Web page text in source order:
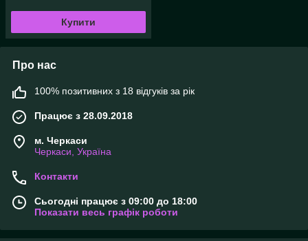
Купити
Про нас
100% позитивних з 18 відгуків за рік
Працює з 28.09.2018
м. Черкаси
Черкаси, Україна
Контакти
Сьогодні працює з 09:00 до 18:00
Показати весь графік роботи